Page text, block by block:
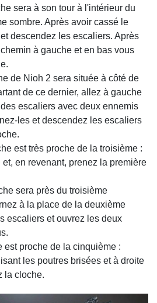
sera à son tour à l'intérieur du
sombre. Après avoir cassé le
descendez les escaliers. Après
à gauche et en bas vous
de Nioh 2 sera située à côté de
de ce dernier, allez à gauche
escaliers avec deux ennemis
les et descendez les escaliers
est très proche de la troisième :
en revenant, prenez la première
sera près du troisième
à la place de la deuxième
escaliers et ouvrez les deux
est proche de la cinquième :
les poutres brisées et à droite
la cloche.